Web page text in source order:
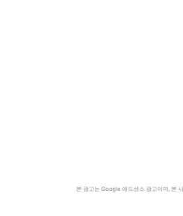
본 광고는 Google 애드센스 광고이며, 본